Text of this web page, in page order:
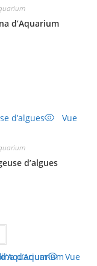
d’Aquarium
Vue
d’algues
Vue